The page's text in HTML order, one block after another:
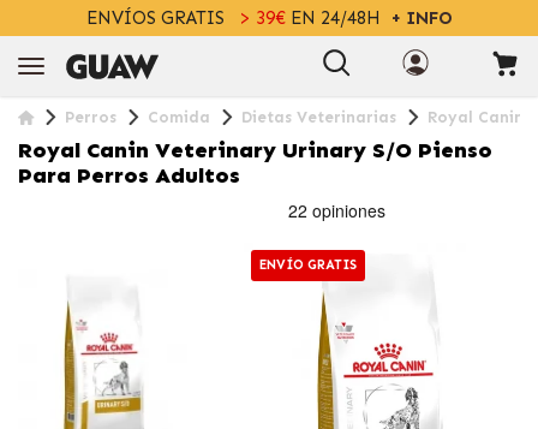
ENVÍOS GRATIS > 39€EN 24/48H + INFO
Perros Comida Dietas Veterinarias Royal Canin
Royal Canin Veterinary Urinary S/O Pienso
Para Perros Adultos
ENVÍO GRATIS